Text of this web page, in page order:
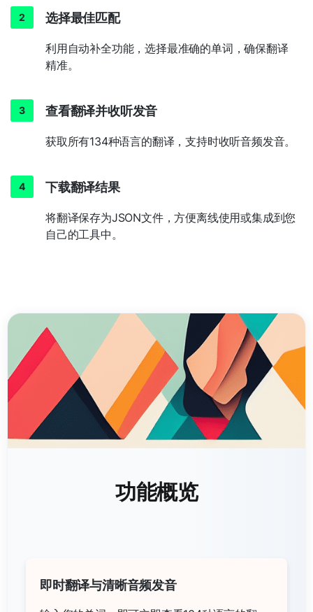
选择最佳匹配
利用自动补全功能，选择最准确的单词，确保翻译
精准。
查看翻译并收听发音
获取所有134种语言的翻译，支持时收听音频发音。
下载翻译结果
将翻译保存为JSON文件，方便离线使用或集成到您
自己的工具中。
功能概览
即时翻译与清晰音频发音